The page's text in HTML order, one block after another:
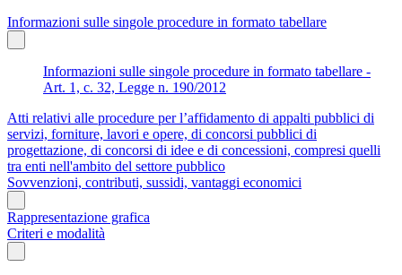
Informazioni sulle singole procedure in formato tabellare
Informazioni sulle singole procedure in formato tabellare -
Art. 1, c. 32, Legge n. 190/2012
Atti relativi alle procedure per l’affidamento di appalti pubblici di
servizi, forniture, lavori e opere, di concorsi pubblici di
progettazione, di concorsi di idee e di concessioni, compresi quelli
tra enti nell'ambito del settore pubblico
Sovvenzioni, contributi, sussidi, vantaggi economici
Rappresentazione grafica
Criteri e modalità